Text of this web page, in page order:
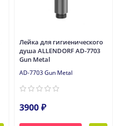
Лейка для гигиенического
душа ALLENDORF AD-7703
Gun Metal
AD-7703 Gun Metal
3900 ₽